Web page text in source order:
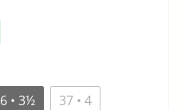
• 3½
37 • 4